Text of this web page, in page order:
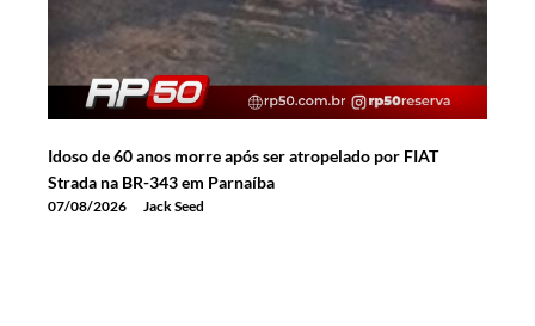
Idoso de 60 anos morre após ser atropelado por FIAT
Strada na BR-343 em Parnaíba
07/08/2026 Jack Seed